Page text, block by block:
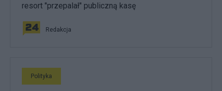
resort "przepalał" publiczną kasę
Redakcja
Polityka